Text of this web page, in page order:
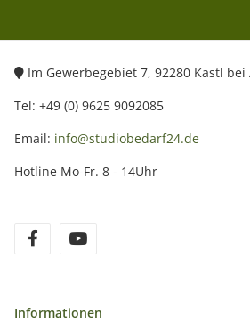
Im Gewerbegebiet 7, 92280 Kastl bei
Tel: +49 (0) 9625 9092085
Email: info@studiobedarf24.de
Hotline Mo-Fr. 8 - 14Uhr
Informationen